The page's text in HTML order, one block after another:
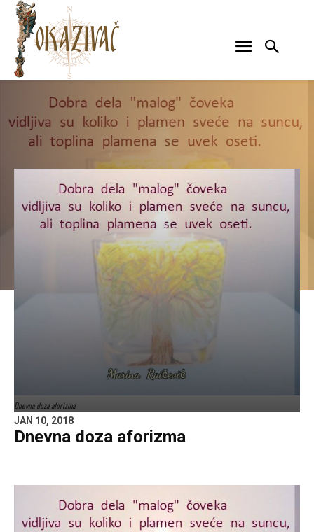
Dnevna doza aforizma
JAN 10, 2018
Dnevna doza aforizma